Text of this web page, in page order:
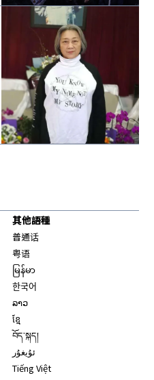
其他語種
普通话
粤语
မြန်မာ
한국어
ລາວ
ខ្មែ
བོད་སྐད།
ئۇيغۇر
Tiếng Việt